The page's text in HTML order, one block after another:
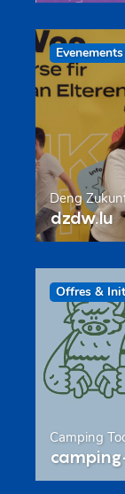
Evenements
Deng
dzdw.lu
Offres &
Camping